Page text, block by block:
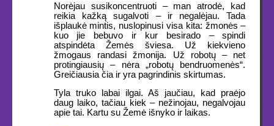
Norėjau susikoncentruoti – man atrodė, kad
reikia kažką sugalvoti – ir negalėjau. Tada
išplaukė mintis, nuslopinusi visa kita: žmonės –
kuo jie bebuvo ir kur besirado – spindi
atspindėta Žemės šviesa. Už kiekvieno
žmogaus randasi žmonija. Už robotų – net
protingiausių – nėra „robotų bendruomenės“.
Greičiausia čia ir yra pagrindinis skirtumas.
Tyla truko labai ilgai. Aš jaučiau, kad praėjo
daug laiko, tačiau kiek – nežinojau, negalvojau
apie tai. Kartu su Žemė išnyko ir laikas.